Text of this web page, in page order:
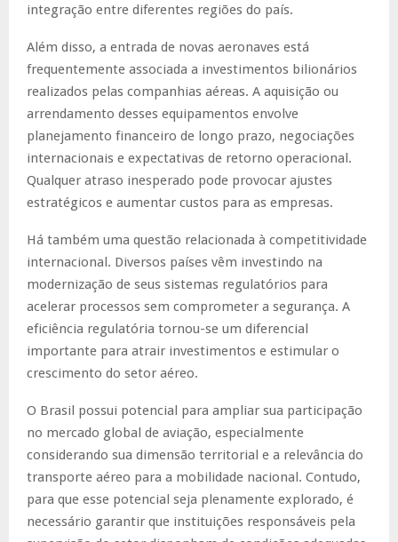
integração entre diferentes regiões do país.
Além disso, a entrada de novas aeronaves está
frequentemente associada a investimentos bilionários
realizados pelas companhias aéreas. A aquisição ou
arrendamento desses equipamentos envolve
planejamento financeiro de longo prazo, negociações
internacionais e expectativas de retorno operacional.
Qualquer atraso inesperado pode provocar ajustes
estratégicos e aumentar custos para as empresas.
Há também uma questão relacionada à competitividade
internacional. Diversos países vêm investindo na
modernização de seus sistemas regulatórios para
acelerar processos sem comprometer a segurança. A
eficiência regulatória tornou-se um diferencial
importante para atrair investimentos e estimular o
crescimento do setor aéreo.
O Brasil possui potencial para ampliar sua participação
no mercado global de aviação, especialmente
considerando sua dimensão territorial e a relevância do
transporte aéreo para a mobilidade nacional. Contudo,
para que esse potencial seja plenamente explorado, é
necessário garantir que instituições responsáveis pela